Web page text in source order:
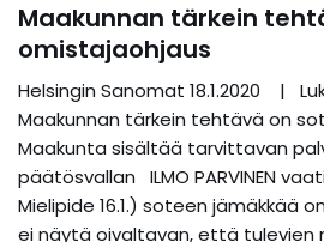
Maakunnan tärkein
omistajaohjaus
Helsingin Sanomat 18.1.2020 |
Maakunnan tärkein tehtävä on
Maakunta sisältää tarvittavan
päätösvallan ILMO PARVINEN
Mielipide 16.1.) soteen jämäkkää
ei näytä oivaltavan, että tulevien